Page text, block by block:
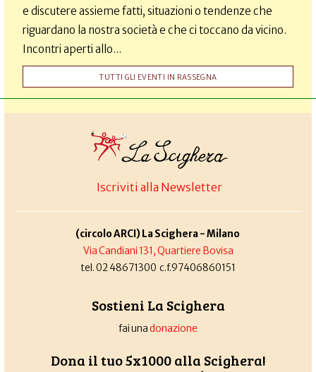
e discutere assieme fatti, situazioni o tendenze che
riguardano la nostra società e che ci toccano da vicino.
Incontri aperti allo...
TUTTI GLI EVENTI IN RASSEGNA
Iscriviti alla Newsletter
(circolo ARCI) La Scighera - Milano
Via Candiani 131, Quartiere Bovisa
tel. 02 48671300 c.f.97406860151
Sostieni La Scighera
fai unadonazione
Dona il tuo 5x1000 alla Scighera!